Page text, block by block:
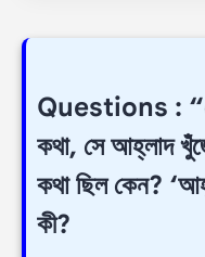
Questions :
কথা, সে আহ্লাদ
কথা ছিল কেন?
কী?